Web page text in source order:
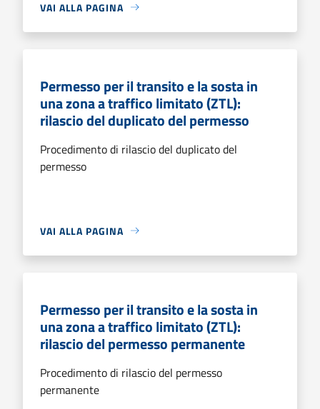
VAI ALLA PAGINA
Permesso per il transito e la sosta in
una zona a traffico limitato (ZTL):
rilascio del duplicato del permesso
Procedimento di rilascio del duplicato del
permesso
VAI ALLA PAGINA
Permesso per il transito e la sosta in
una zona a traffico limitato (ZTL):
rilascio del permesso permanente
Procedimento di rilascio del permesso
permanente